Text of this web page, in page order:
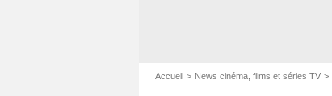
Accueil News cinéma, films et séries TV